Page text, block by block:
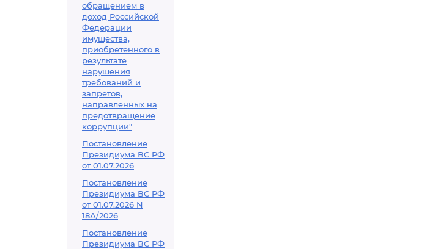
обращением в
доход Российской
Федерации
имущества,
приобретенного в
результате
нарушения
требований и
запретов,
направленных на
предотвращение
коррупции"
Постановление
Президиума ВС РФ
от 01.07.2026
Постановление
Президиума ВС РФ
от 01.07.2026 N
18А/2026
Постановление
Президиума ВС РФ